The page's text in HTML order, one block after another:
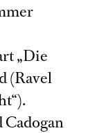
„Die
(Ravel